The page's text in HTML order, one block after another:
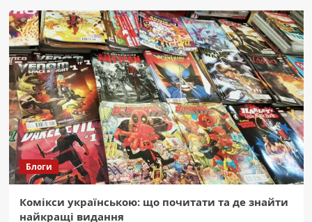
Блоги
Комікси українською: що почитати та де знайти
найкращі видання